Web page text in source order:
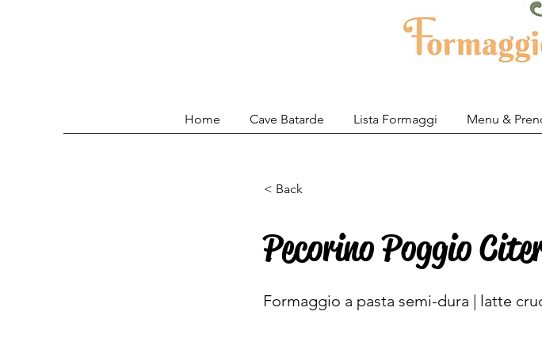
Home Cave Batarde Lista Formaggi Menu &
< Back
Pecorino Poggio
Formaggio a pasta semi-dura | latte